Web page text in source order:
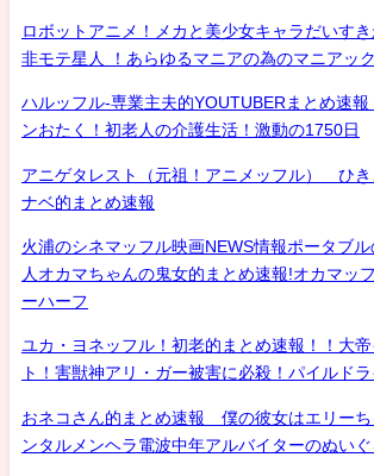
ロボットアニメ！メカと美少女キャラだいすき
非モテ星人 ！あらゆるマニアの為のマニアッ
ハルッフル-専業主夫的YOUTUBERまとめ速報
ンおたく！初老人の介護生活！激動の1750日
アニゲタレスト（元祖！アニメッフル） ひき
ナベ的まとめ速報
火浦のシネマッフル映画NEWS情報ポータブ
人オカマちゃんの鬼女的まとめ速報!オカマッ
ーハーフ
ユカ・ヨネッフル！初老的まとめ速報！！大
ト！害獣神アリ・ガー被害に必殺！パイルド
おネコさん的まとめ速報 僕の彼女はエリーち
ンタルメンヘラ電波中年アルバイターのぬい